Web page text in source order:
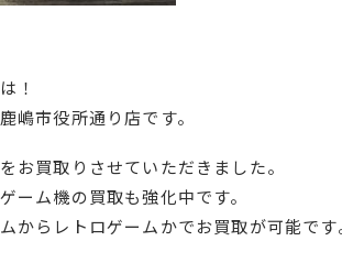
！
嶋市役所通り店です。
お買取りさせていただきました。
ーム機の買取も強化中です。
からレトロゲームかでお買取が可能です